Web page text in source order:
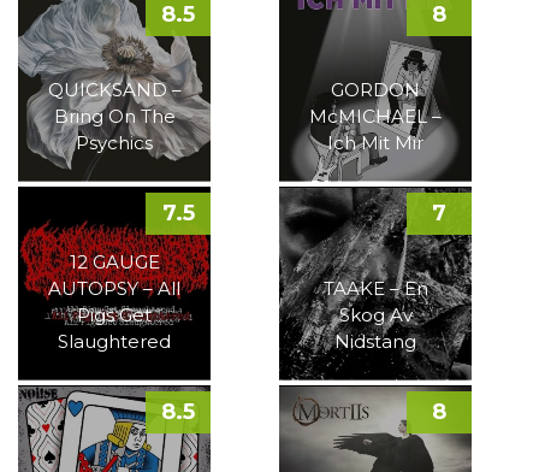
QUICKSAND –
Bring On The
Psychics
8.5
GORDON
McMICHAEL –
Ich Mit Mir
8
12 GAUGE
AUTOPSY – All
Pigs Get
Slaughtered
7.5
TAAKE – En
Skog Av
Nidstang
7
8.5 8